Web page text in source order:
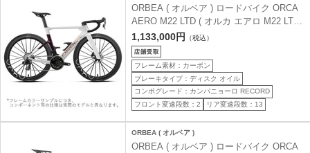
ORBEA ( オルベア ) ロードバイク ORCA
AERO M22 LTD ( オルカ エアロ M22 LTD
) ホワイトレインボー / サンセット ( グロ
ス ) 57 ( 身長目安190cm前後 )
1,133,000円 （税込）
フレーム素材：カーボン
ブレーキタイプ：ディスク オイル
コンポグレード：カンパニョーロ RECORD
フロント変速段数：2
リア変速段数：13
ORBEA ( オルベア )
ORBEA ( オルベア ) ロードバイク ORCA